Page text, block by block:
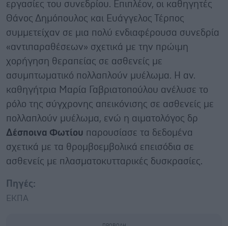
εργασίες του συνεδρίου. Επιπλέον, οι καθηγητές
Θάνος Δημόπουλος και Ευάγγελος Τέρπος
συμμετείχαν σε μια πολύ ενδιαφέρουσα συνεδρία
«αντιπαραθέσεων» σχετικά με την πρώιμη
χορήγηση θεραπείας σε ασθενείς με
ασυμπτωματικό πολλαπλούν μυέλωμα. Η αν.
καθηγήτρια Μαρία Γαβριατοπούλου ανέλυσε το
ρόλο της σύγχρονης απεικόνισης σε ασθενείς με
πολλαπλούν μυέλωμα, ενώ η αιματολόγος δρ
Δέσποινα Φωτίου παρουσίασε τα δεδομένα
σχετικά με τα θρομβοεμβολικά επεισόδια σε
ασθενείς με πλασματοκυτταρικές δυσκρασίες.
Πηγές:
ΕΚΠΑ